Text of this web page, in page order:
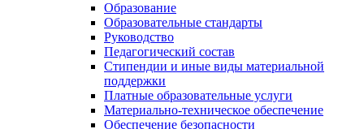
Образование
Образовательные стандарты
Руководство
Педагогический состав
Стипендии и иные виды материальной
поддержки
Платные образовательные услуги
Материально-техническое обеспечение
Обеспечение безопасности